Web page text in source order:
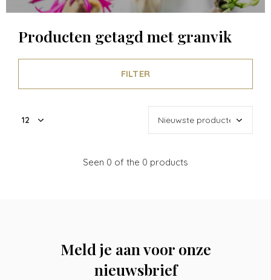
Producten getagd met granvik
FILTER
Seen 0 of the 0 products
Meld je aan voor onze
nieuwsbrief